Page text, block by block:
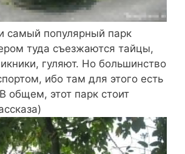
самый популярный парк
туда съезжаются тайцы,
гуляют. Но большинство
ибо там для этого есть
общем, этот парк стоит